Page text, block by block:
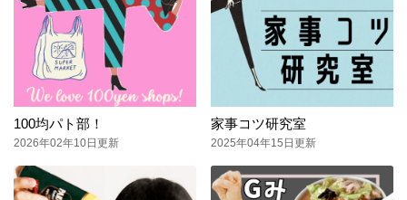
100均パト部！
2026年02年10日更新
家事コツ研究室
2025年04年15日更新